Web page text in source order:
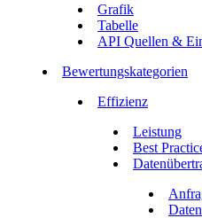
Grafik
Tabelle
API Quellen &
Bewertungskategorien
Effizienz
Leistung
Best